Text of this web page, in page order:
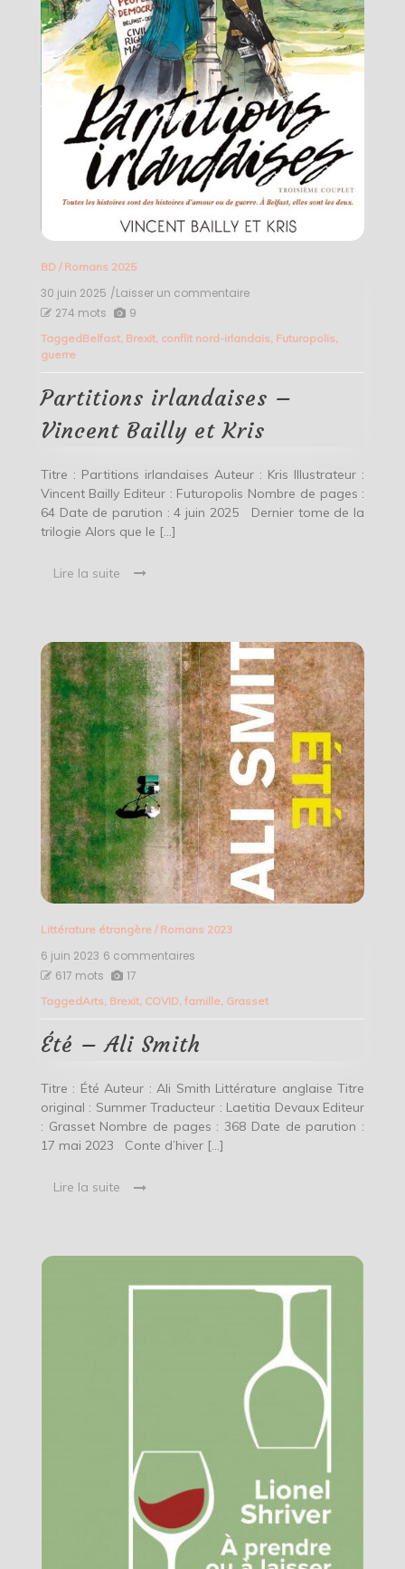
BD/ Romans 2025
30 juin 2025 /Laisser un commentaireon
–
Kris
274 mots 9
TaggedBelfast, Brexit, conflit nord-irlandais Futuropolis
guerre
Partitions irlandaises –
Vincent Bailly et Kris
Titre : Partitions irlandaises Auteur : Kris Illustrateur :
Vincent Bailly Editeur : Futuropolis Nombre de pages :
64 Date de parution : 4 juin 2025 Dernier tome de la
trilogie Alors que le […]
Lire la suite
Littérature étrangère/ Romans 2023
6 juin 2023 6 commentaires
Ali
617 mots 17
TaggedArts, Brexit, COVID, famille, Grasset
Été – Ali Smith
Titre : Été Auteur : Ali Smith Littérature anglaise Titre
original : Summer Traducteur : Laetitia Devaux Editeur
: Grasset Nombre de pages : 368 Date de parution :
17 mai 2023 Conte d’hiver […]
Lire la suite